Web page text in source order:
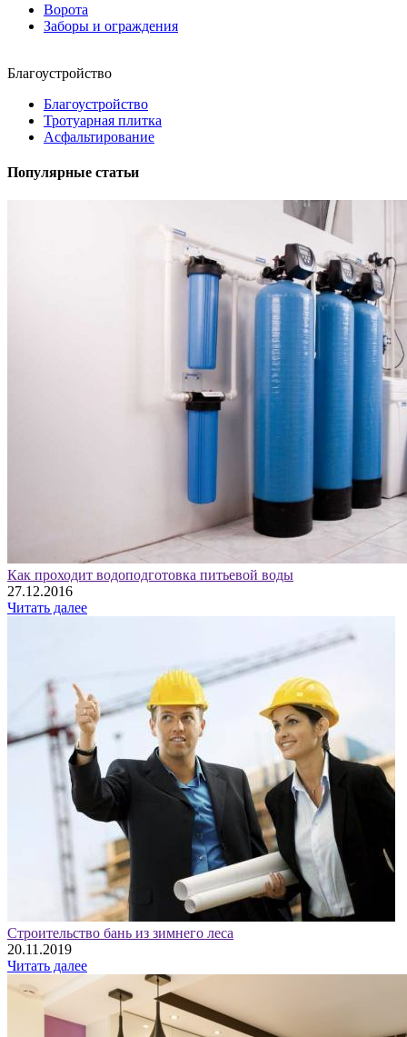
Ворота
Заборы и ограждения
Благоустройство
Благоустройство
Тротуарная плитка
Асфальтирование
Популярные статьи
Как проходит водоподготовка питьевой воды
27.12.2016
Читать далее
Строительство бань из зимнего леса
20.11.2019
Читать далее